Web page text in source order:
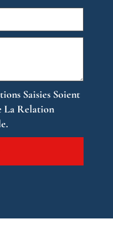
Saisies Soient
La Relation